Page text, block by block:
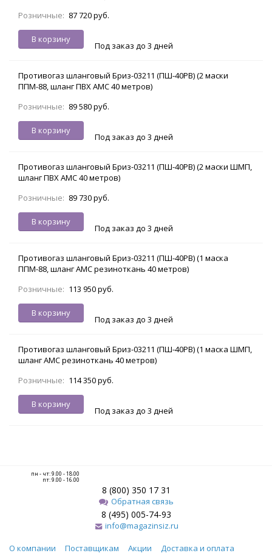
Розничные: 87 720 руб.
В корзину
Под заказ до 3 дней
Противогаз шланговый Бриз-03211 (ПШ-40РВ) (2 маски
ППМ-88, шланг ПВХ АМС 40 метров)
Розничные: 89 580 руб.
В корзину
Под заказ до 3 дней
Противогаз шланговый Бриз-03211 (ПШ-40РВ) (2 маски ШМП,
шланг ПВХ АМС 40 метров)
Розничные: 89 730 руб.
В корзину
Под заказ до 3 дней
Противогаз шланговый Бриз-03211 (ПШ-40РВ) (1 маска
ППМ-88, шланг АМС резиноткань 40 метров)
Розничные: 113 950 руб.
В корзину
Под заказ до 3 дней
Противогаз шланговый Бриз-03211 (ПШ-40РВ) (1 маска ШМП,
шланг АМС резиноткань 40 метров)
Розничные: 114 350 руб.
В корзину
Под заказ до 3 дней
пн - чт: 9.00 - 18.00
пт: 9.00 - 16.00
8 (800) 350 17 31
Обратная связь
8 (495) 005-74-93
info@magazinsiz.ru
О компании Поставщикам Акции Доставка и оплата